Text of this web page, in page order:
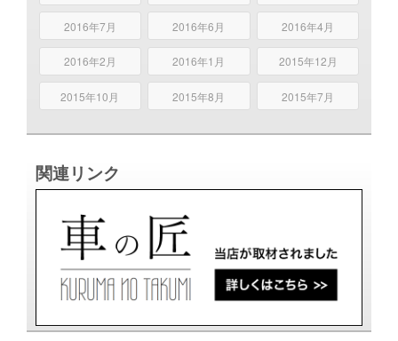
2016年7月 2016年6月 2016年4月
2016年2月 2016年1月 2015年12月
2015年10月 2015年8月 2015年7月
関連リンク